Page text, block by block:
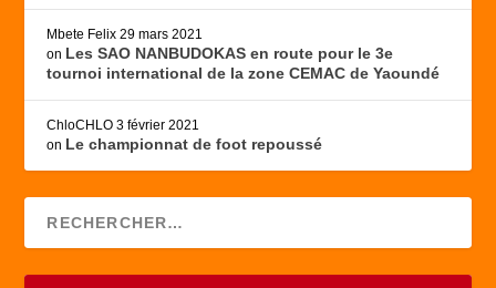
Mbete Felix 29 mars 2021
on Les SAO NANBUDOKAS en route pour le 3e
tournoi international de la zone CEMAC de Yaoundé
ChloCHLO 3 février 2021
on Le championnat de foot repoussé